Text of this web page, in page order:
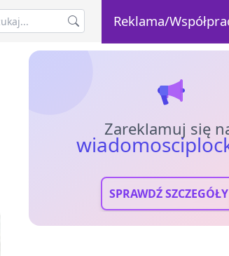
Reklama/
Zareklamuj się
SPRAWDŹ SZCZEGÓŁY